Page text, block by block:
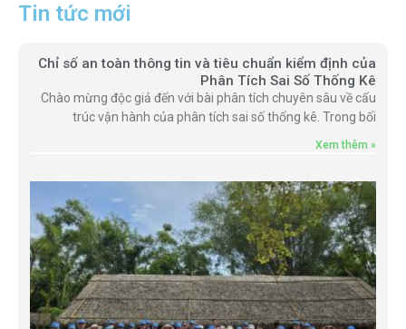
Tin tức mới
Chỉ số an toàn thông tin và tiêu chuẩn kiểm định của
Phân Tích Sai Số Thống Kê
Chào mừng độc giả đến với bài phân tích chuyên sâu về cấu
trúc vận hành của phân tích sai số thống kê. Trong bối
Xem thêm »